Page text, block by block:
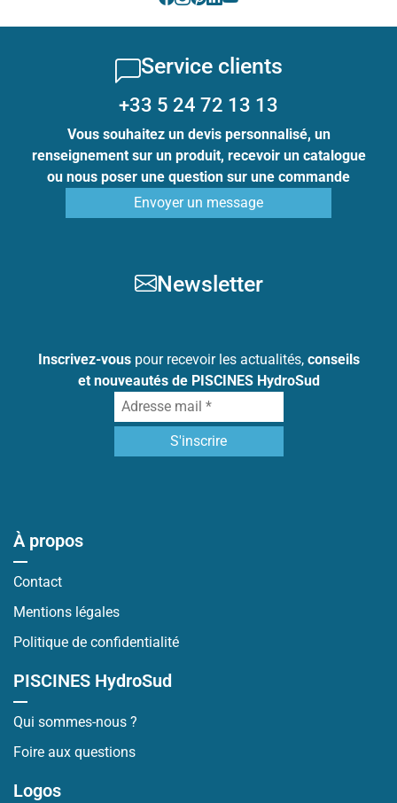
Service clients
+33 5 24 72 13 13
Vous souhaitez un devis personnalisé, un
renseignement sur un produit, recevoir un catalogue
ou nous poser une question sur une commande
Envoyer un message
Newsletter
Inscrivez-vouspour recevoir les actualités, conseils
et nouveautés de PISCINES HydroSud
À propos
Contact
Mentions légales
Politique de confidentialité
PISCINES HydroSud
Qui sommes-nous ?
Foire aux questions
Logos